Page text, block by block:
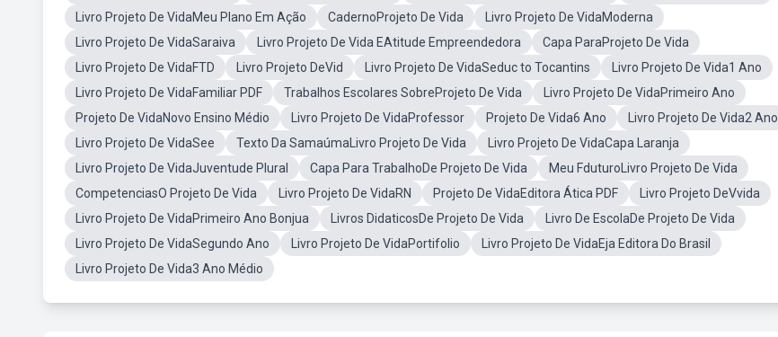
Livro Projeto De VidaMeu Plano Em Ação
CadernoProjeto De Vida
Livro Projeto De VidaModerna
Livro Projeto De VidaSaraiva
Livro Projeto De Vida EAtitude Empreendedora
Capa ParaProjeto De Vida
Livro Projeto De VidaFTD
Livro Projeto DeVid Livro Projeto De VidaSeduc to Tocantins
Livro Projeto De Vida1 Ano
Livro Projeto De VidaFamiliar PDF
Trabalhos Escolares SobreProjeto De Vida
Livro Projeto De VidaPrimeiro Ano
Projeto De VidaNovo Ensino Médio
Livro Projeto De VidaProfessor Projeto De Vida6 Ano
Livro Projeto De Vida2 Ano
Livro Projeto De VidaSee
Texto Da SamaúmaLivro Projeto De Vida
Livro Projeto De VidaCapa Laranja
Livro Projeto De VidaJuventude Plural
Capa Para TrabalhoDe Projeto De Vida
Meu FduturoLivro Projeto De Vida
CompetenciasO Projeto De Vida
Livro Projeto De VidaRN Projeto De VidaEditora Ática PDF
Livro Projeto DeVvida
Livro Projeto De VidaPrimeiro Ano Bonjua
Livros DidaticosDe Projeto De Vida
Livro De EscolaDe Projeto De Vida
Livro Projeto De VidaSegundo Ano
Livro Projeto De VidaPortifolio
Livro Projeto De VidaEja Editora Do Brasil
Livro Projeto De Vida3 Ano Médio